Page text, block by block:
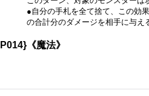
●自分の手札を全て捨て、この効
の合計分のダメージを相手に与え
《魔法》